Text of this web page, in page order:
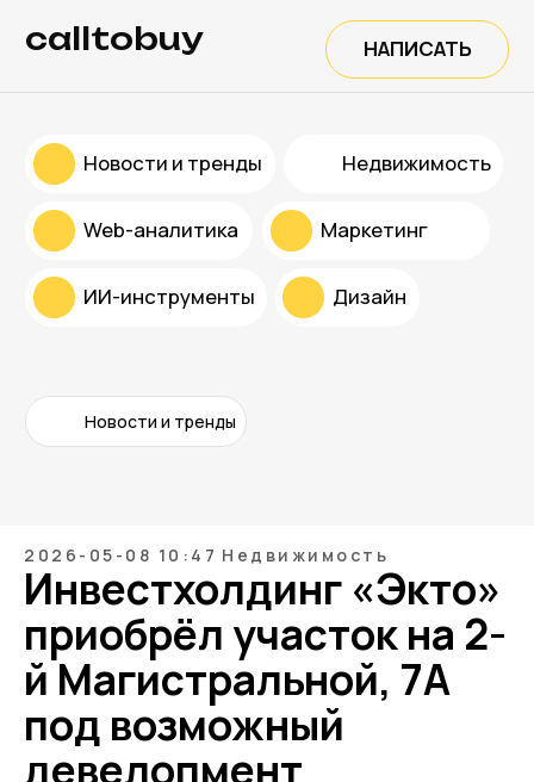
НАПИСАТЬ
calltobuy
Дизайн
Web-аналитика Маркетинг
ИИ-инструменты
Новости и тренды
2026-05-08 10:47 Недвижимость
Инвестхолдинг «Экто»
приобрёл участок на 2-
й Магистральной, 7А
под возможный
девелопмент